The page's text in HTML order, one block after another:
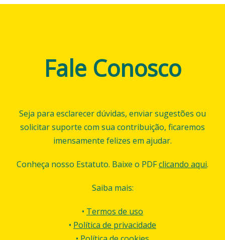
Fale Conosco
Seja para esclarecer dúvidas, enviar sugestões ou
solicitar suporte com sua contribuição, ficaremos
imensamente felizes em ajudar.
Conheça nosso Estatuto. Baixe o PDFclicando aqui.
Saiba mais:
• Termos de uso
• Política de privacidade